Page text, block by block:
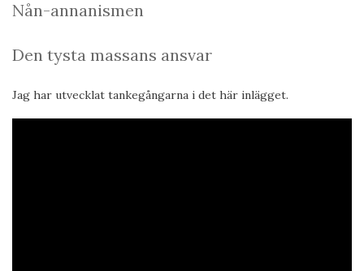
Nån-annanismen
Den tysta massans ansvar
Jag har utvecklat tankegångarna i det här inlägget.